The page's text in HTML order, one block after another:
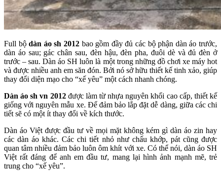
Full bộdàn áo sh 2012 bao gồm đầy đủ các bộ phận dàn áo trước,
dàn áo sau; gác chân sau, đèn hậu, đèn pha, đuôi dè và đủ đèn ở
trước – sau. Dàn áo SH luôn là một trong những đồ chơi xe máy hot
và được nhiều anh em săn đón. Bởi nó sở hữu thiết kế tinh xảo, giúp
thay đổi diện mạo cho “xế yêu” một cách nhanh chóng.
Dàn áo sh vn 2012được làm từ nhựa nguyên khối cao cấp, thiết kế
giống với nguyên mẫu xe. Để đảm bảo lắp đặt dễ dàng, giữa các chi
tiết sẽ có một ít thay đổi về kích thước.
Dàn áo Việt được đầu tư về mọi mặt không kém gì dàn áo zin hay
các dàn áo khác. Các chi tiết nhỏ như chấu khớp, pát cũng được
quan tâm nhiều đảm bảo luôn ôm khít với xe. Có thể nói, dàn áo SH
Việt rất đáng để anh em đầu tư, mang lại hình ảnh mạnh mẽ, trẻ
trung cho “xế yêu”.